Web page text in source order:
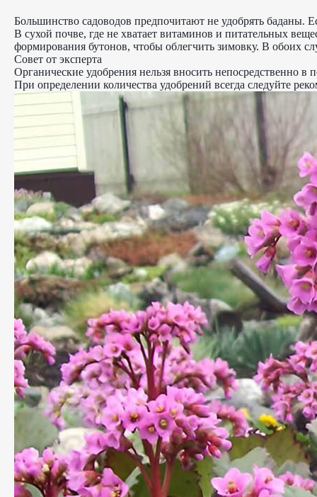
Большинство садоводов предпочитают не удобрять баданы.
В сухой почве, где не хватает витаминов и питательных
формирования бутонов, чтобы облегчить зимовку. В обоих
Совет от эксперта
Органические удобрения нельзя вносить непосредственно в
При определении количества удобрений всегда следуйте